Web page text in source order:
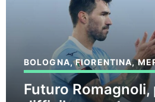
BOLOGNA,FIORENTINA,
Futuro